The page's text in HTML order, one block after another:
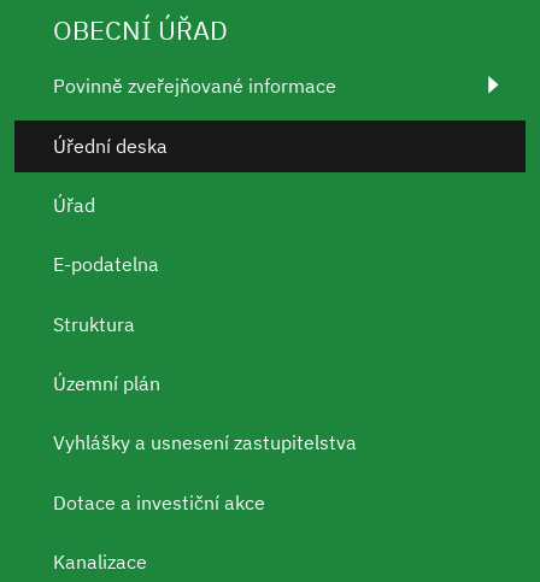
OBECNÍ ÚŘAD
Povinně zveřejňované informace
Úřední deska
Úřad
E-podatelna
Struktura
Územní plán
Vyhlášky a usnesení zastupitelstva
Dotace a investiční akce
Kanalizace